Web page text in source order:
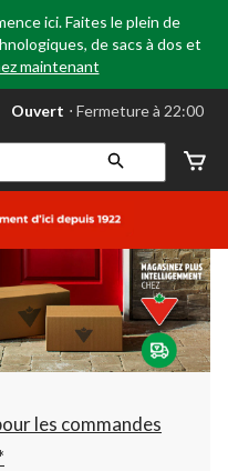
ici. Faites le plein de
de sacs à dos et
maintenant
Ouvert ⋅ Fermeture à 22:00
les commandes